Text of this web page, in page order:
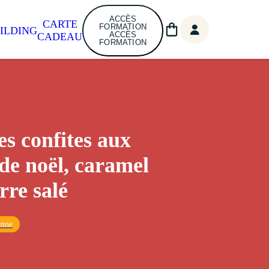
CARTE
CADEAU
ACCÈS
FORMATION
ACCÈS
FORMATION
confites aux
noël, caramel
salé